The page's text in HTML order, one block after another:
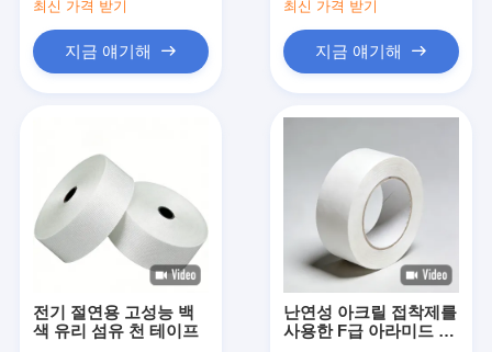
최신 가격 받기
지금 얘기해
최신 가격 받기
지금 얘기해
전기 절연용 고성능 백
색 유리 섬유 천 테이프
난연성 아크릴 접착제를
사용한 F급 아라미드 종